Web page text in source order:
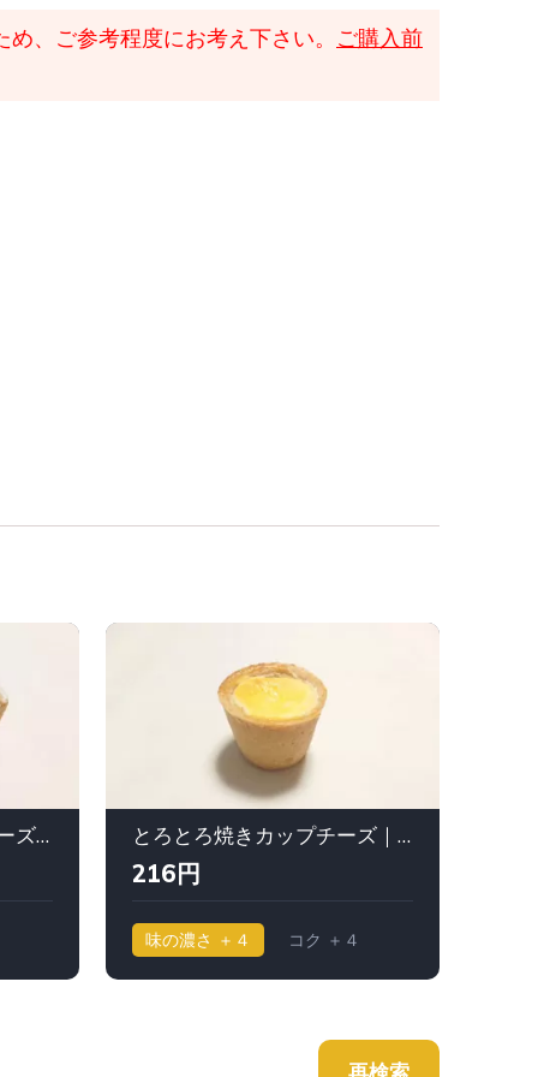
、ご参考程度にお考え下さい。 ご購入前
なめらか濃厚ベイクドチーズケーキ｜ シャトレーゼ とろとろ焼きカップチーズ｜フロマージュ・テラ
216円
味の濃さ ＋４ コク ＋４
再検索